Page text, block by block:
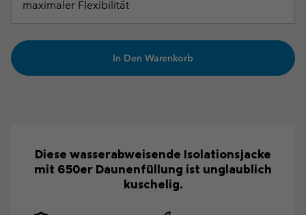
maximaler Flexibilität
In Den Warenkorb
Diese wasserabweisende Isolationsjacke
mit 650er Daunenfüllung ist unglaublich
kuschelig.